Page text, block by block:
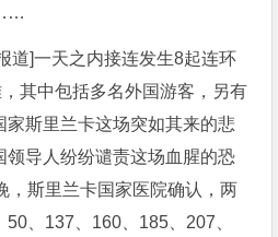
]一天之内接连发生8起连环
其中包括多名外国游客，另有
家斯里兰卡这场突如其来的悲
领导人纷纷谴责这场血腥的恐
，斯里兰卡国家医院确认，两
、137、160、185、207、